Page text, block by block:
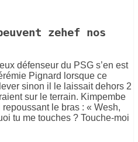
zehef nos
défenseur du PSG s’en est
Pignard lorsque ce
sinon il le laissait dehors 2
sur le terrain. Kimpembe
le bras : « Wesh,
tu me touches ? Touche-moi